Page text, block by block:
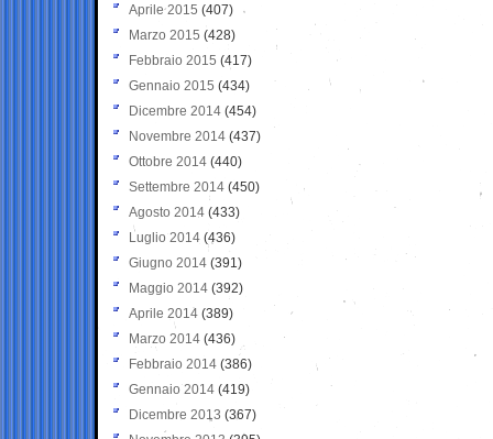
Aprile 2015 (407)
Marzo 2015 (428)
Febbraio 2015 (417)
Gennaio 2015 (434)
Dicembre 2014 (454)
Novembre 2014 (437)
Ottobre 2014 (440)
Settembre 2014 (450)
Agosto 2014 (433)
Luglio 2014 (436)
Giugno 2014 (391)
Maggio 2014 (392)
Aprile 2014 (389)
Marzo 2014 (436)
Febbraio 2014 (386)
Gennaio 2014 (419)
Dicembre 2013 (367)